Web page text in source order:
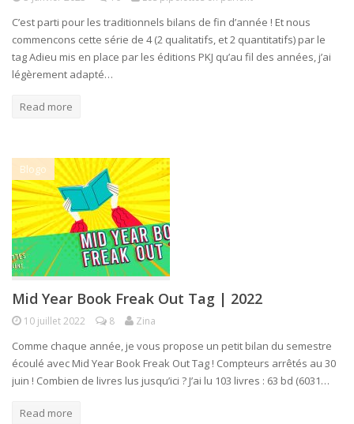
C’est parti pour les traditionnels bilans de fin d’année ! Et nous
commencons cette série de 4 (2 qualitatifs, et 2 quantitatifs) par le
tag Adieu mis en place par les éditions PKJ qu’au fil des années, j’ai
légèrement adapté…
Read more
Blogo
Mid Year Book Freak Out Tag | 2022
10 juillet 2022 8 Zina
Comme chaque année, je vous propose un petit bilan du semestre
écoulé avec Mid Year Book Freak Out Tag ! Compteurs arrêtés au 30
juin ! Combien de livres lus jusqu’ici ? J’ai lu 103 livres : 63 bd (6031…
Read more